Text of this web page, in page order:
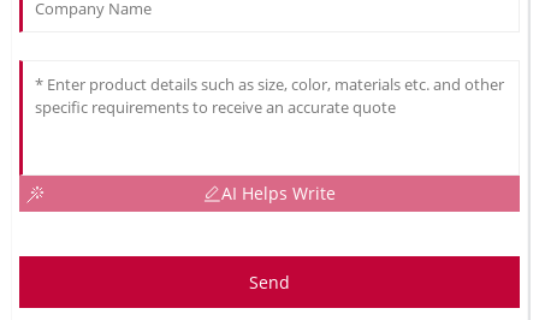
AI Helps Write
Send